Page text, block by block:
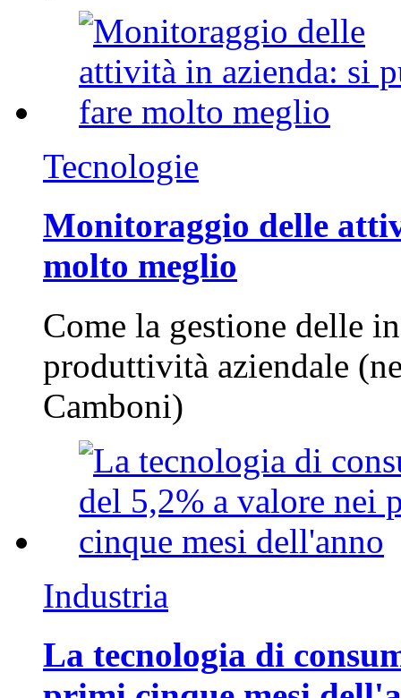
Tecnologie
Monitoraggio delle
molto meglio
Come la gestione delle
produttività aziendale
Camboni)
Industria
La tecnologia di